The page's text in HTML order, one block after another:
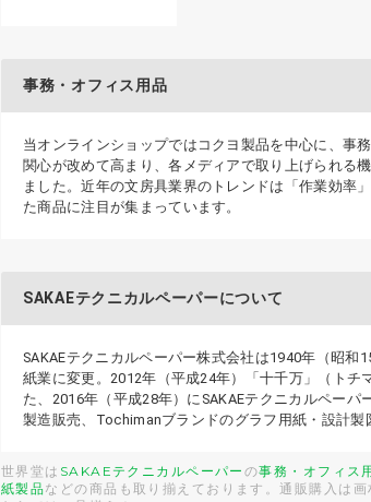
事務・オフィス用品
当オンラインショップではコクヨ製品を中心に、事
関心が改めて高まり、各メディアで取り上げられる
ました。近年の文房具業界のトレンドは「作業効率
た商品に注目が集まっています。
SAKAEテクニカルペーパーについて
SAKAEテクニカルペーパー株式会社は1940年（昭
紙業に変更。2012年（平成24年）「十千万」（トチ
た、2016年（平成28年）にSAKAEテクニカルペー
製造販売、Tochimanブランドのグラフ用紙・設計製
世界堂は SAKAEテクニカルペーパー の事務・オフィス
紙製品などの商品も取り揃えております。通販購入は